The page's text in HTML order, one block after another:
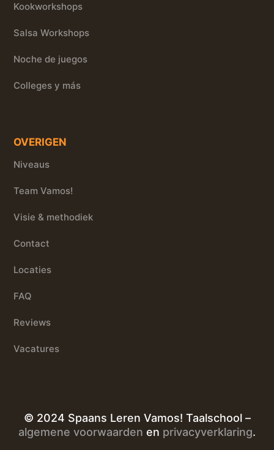
Kookworkshops
Salsa Workshops
Noche de juegos
Colleges y más
OVERIGEN
Niveaus
Team Vamos!
Visie & methodiek
Contact
Locaties
FAQ
Reviews
Vacatures
© 2024 Spaans Leren Vamos! Taalschool –
algemene voorwaarden en privacyverklaring.